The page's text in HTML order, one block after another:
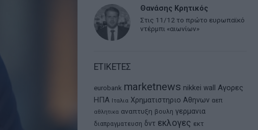
Θανάσης Κρητικός
Στις 11/12 το πρώτο ευρωπαϊκό
ντέρμπι «αιωνίων»
ΕΤΙΚΕΤΕΣ
eurobank marketnews nikkei wall
Αγορες
ΗΠΑ Ιταλια Χρηματιστηριο Αθηνων αεπ
αθλητικα αναπτυξη βουλη γερμανια
διαπραγματευση δντ εκλογες εκτ